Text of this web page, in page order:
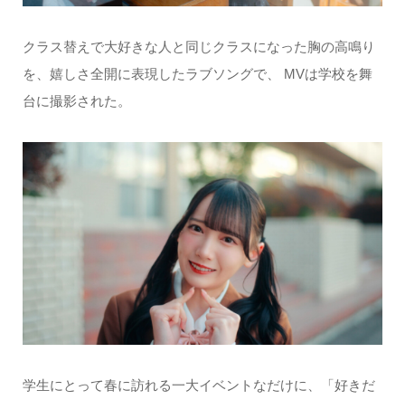
クラス替えで大好きな人と同じクラスになった胸の高鳴り
を、嬉しさ全開に表現したラブソングで、 MVは学校を舞
台に撮影された。
学生にとって春に訪れる一大イベントなだけに、「好きだ